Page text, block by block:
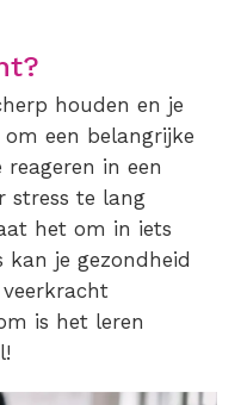
houden en je
een belangrijke
in een
stress te lang
het om in iets
kan je gezondheid
is het leren